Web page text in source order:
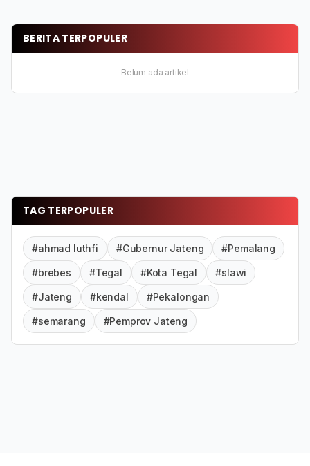
BERITA TERPOPULER
Belum ada artikel
TAG TERPOPULER
#ahmad luthfi #Gubernur Jateng #Pemalang
#brebes #Tegal #Kota Tegal #slawi
#Jateng #kendal #Pekalongan
#semarang #Pemprov Jateng